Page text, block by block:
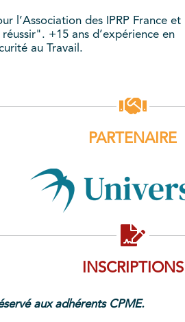
l’Association des IPRP France et
+15 ans d’expérience en
au Travail.
PARTENAIRE
INSCRIPTIONS
aux adhérents CPME.